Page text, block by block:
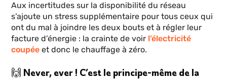
Aux incertitudes sur la disponibilité du réseau
s’ajoute un stress supplémentaire pour tous ceux qui
ont du mal à joindre les deux bouts et à régler leur
facture d’énergie : la crainte de voir l’électricité
coupée et donc le chauffage à zéro.
🙌 Never, ever ! C’est le principe-même de la